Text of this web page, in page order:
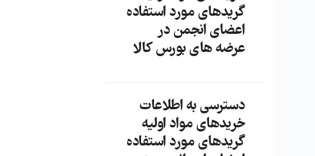
گریدهای مورد استفاده
اعضای انجمن در
عرضه های بورس کالا
دسترسی به اطلاعات
خریدهای مواد اولیه
گریدهای مورد استفاده